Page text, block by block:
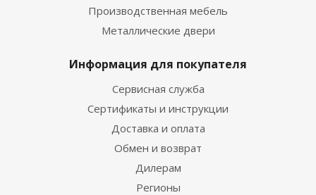
Производственная мебель
Металлические двери
Информация для покупателя
Сервисная служба
Сертификаты и инструкции
Доставка и оплата
Обмен и возврат
Дилерам
Регионы